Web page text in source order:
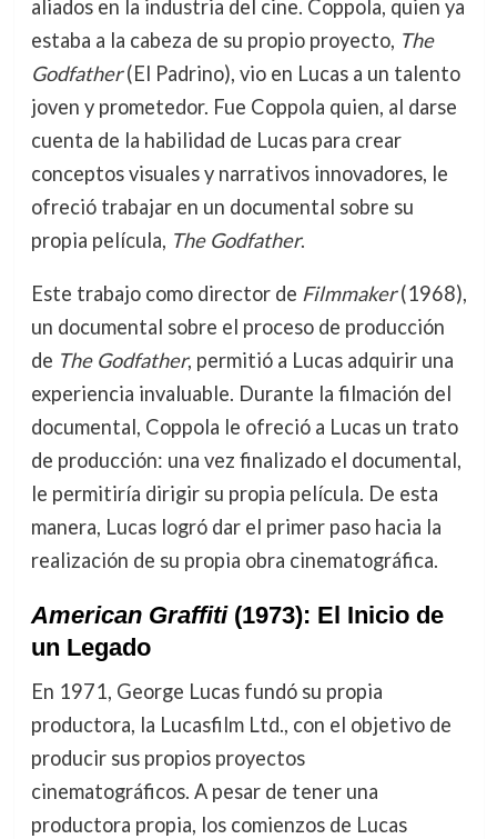
aliados en la industria del cine. Coppola, quien ya
estaba a la cabeza de su propio proyecto, The
Godfather(El Padrino), vio en Lucas a un talento
joven y prometedor. Fue Coppola quien, al darse
cuenta de la habilidad de Lucas para crear
conceptos visuales y narrativos innovadores, le
ofreció trabajar en un documental sobre su
propia película, The Godfather.
Este trabajo como director de Filmmaker(1968),
un documental sobre el proceso de producción
de The Godfather, permitió a Lucas adquirir una
experiencia invaluable. Durante la filmación del
documental, Coppola le ofreció a Lucas un trato
de producción: una vez finalizado el documental,
le permitiría dirigir su propia película. De esta
manera, Lucas logró dar el primer paso hacia la
realización de su propia obra cinematográfica.
American Graffiti(1973): El Inicio de
un Legado
En 1971, George Lucas fundó su propia
productora, la Lucasfilm Ltd., con el objetivo de
producir sus propios proyectos
cinematográficos. A pesar de tener una
productora propia, los comienzos de Lucas